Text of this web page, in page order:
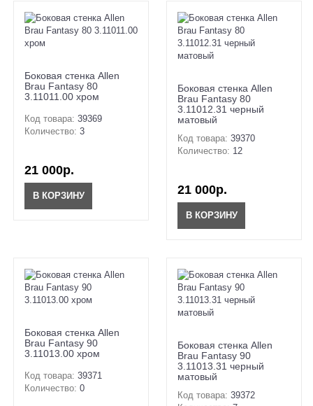
Боковая стенка Allen
Brau Fantasy 80
3.11011.00 хром
Код товара: 39369
Количество: 3
21 000р.
В КОРЗИНУ
Боковая стенка Allen
Brau Fantasy 80
3.11012.31 черный
матовый
Код товара: 39370
Количество: 12
21 000р.
В КОРЗИНУ
Боковая стенка Allen
Brau Fantasy 90
3.11013.00 хром
Код товара: 39371
Количество: 0
Боковая стенка Allen
Brau Fantasy 90
3.11013.31 черный
матовый
Код товара: 39372